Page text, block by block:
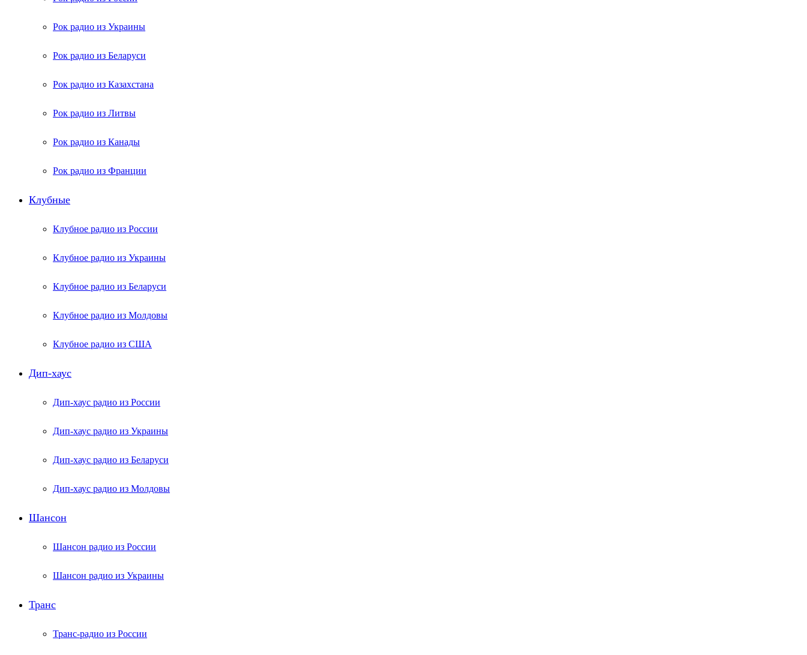
Рок радио из Украины
Рок радио из Беларуси
Рок радио из Казахстана
Рок радио из Литвы
Рок радио из Канады
Рок радио из Франции
Клубные
Клубное радио из России
Клубное радио из Украины
Клубное радио из Беларуси
Клубное радио из Молдовы
Клубное радио из США
Дип-хаус
Дип-хаус радио из России
Дип-хаус радио из Украины
Дип-хаус радио из Беларуси
Дип-хаус радио из Молдовы
Шансон
Шансон радио из России
Шансон радио из Украины
Транс
Транс-радио из России